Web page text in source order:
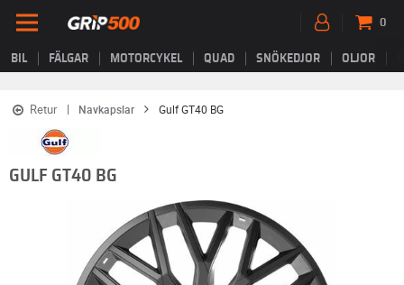
BIL FÄLGAR MOTORCYKEL QUAD SNÖKEDJOR OLJOR
0
Retur Navkapslar Gulf GT40 BG
GULF GT40 BG